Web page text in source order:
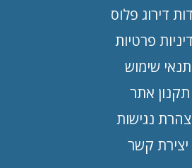
דירוג פלוס
פרטיות
תנאי שימוש
תקנון אתר
נגישות
יצירת קשר